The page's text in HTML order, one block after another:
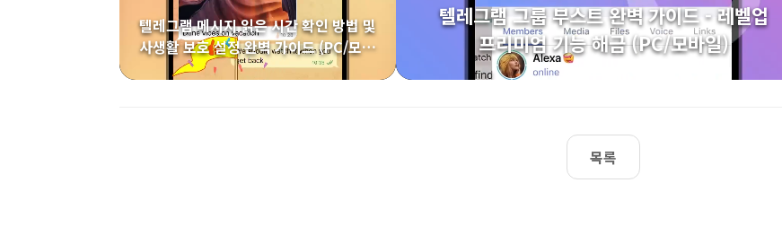
텔레그램 메시지 읽은 시간 확인 방법 및
사생활 보호 설정 완벽 가이드 (PC/모…
텔레그램 그룹 부스트 완벽 가이드 - 레벨업
프리미엄 기능 해금 (PC/모바일)
목록